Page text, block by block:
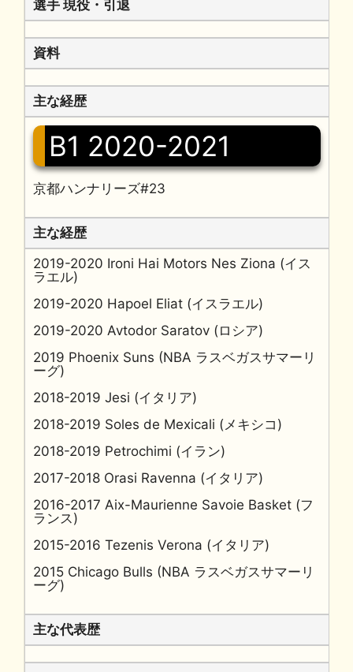
選手 現役・引退
資料
主な経歴
B1 2020-2021
京都ハンナリーズ#23
主な経歴
2019-2020 Ironi Hai Motors Nes Ziona (イス
ラエル)
2019-2020 Hapoel Eliat (イスラエル)
2019-2020 Avtodor Saratov (ロシア)
2019 Phoenix Suns (NBA ラスベガスサマーリ
ーグ)
2018-2019 Jesi (イタリア)
2018-2019 Soles de Mexicali (メキシコ)
2018-2019 Petrochimi (イラン)
2017-2018 Orasi Ravenna (イタリア)
2016-2017 Aix-Maurienne Savoie Basket (フ
ランス)
2015-2016 Tezenis Verona (イタリア)
2015 Chicago Bulls (NBA ラスベガスサマーリ
ーグ)
主な代表歴